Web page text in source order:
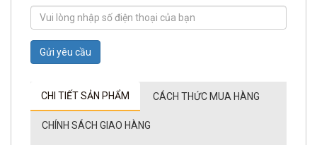
Gửi yêu cầu
CHI TIẾT SẢN PHẨM CÁCH THỨC MUA HÀNG
CHÍNH SÁCH GIAO HÀNG